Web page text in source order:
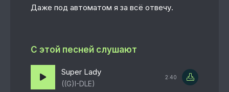
Даже под автоматом я за всё отвечу.
С этой песней слушают
Super Lady
((G)I-DLE)
2:40